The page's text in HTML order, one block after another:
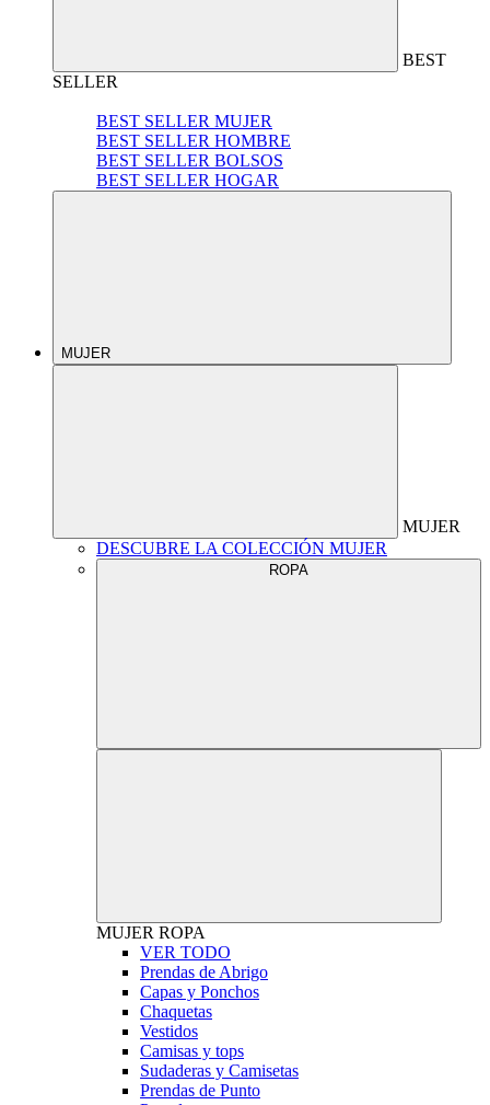
BEST
SELLER
BEST SELLER MUJER
BEST SELLER HOMBRE
BEST SELLER BOLSOS
BEST SELLER HOGAR
MUJER
MUJER
DESCUBRE LA COLECCIÓN MUJER
ROPA
MUJER ROPA
VER TODO
Prendas de Abrigo
Capas y Ponchos
Chaquetas
Vestidos
Camisas y tops
Sudaderas y Camisetas
Prendas de Punto